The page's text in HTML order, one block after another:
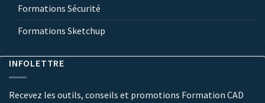
Formations Sécurité
Formations Sketchup
INFOLETTRE
Recevez les outils, conseils et promotions Formation CAD